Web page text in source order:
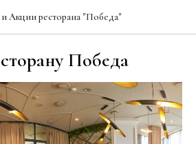
Акции ресторана "Победа"
Победа